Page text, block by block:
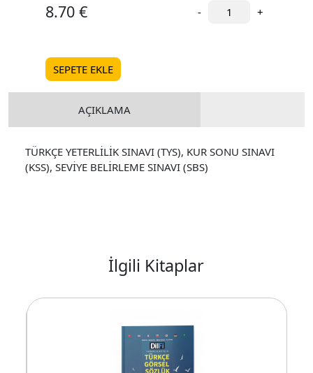
8.70 € - +
SEPETE EKLE
AÇIKLAMA
TÜRKÇE YETERLİLİK SINAVI (TYS), KUR SONU SINAVI
(KSS), SEVİYE BELİRLEME SINAVI (SBS)
İlgili Kitaplar